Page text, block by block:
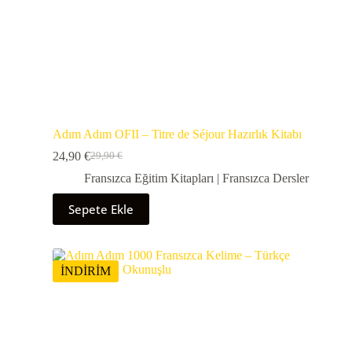
Adım Adım OFII – Titre de Séjour Hazırlık Kitabı
29,90€
24,90 €
Fransızca Eğitim Kitapları | Fransızca Dersler
Sepete Ekle
İNDİRİM